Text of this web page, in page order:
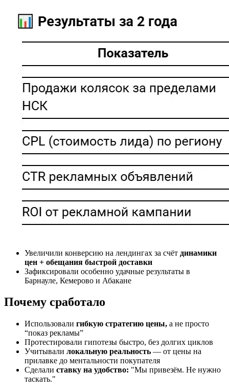
Увеличили конверсию на лендингах за счёт динамики
цен + обещания быстрой доставки
Зафиксировали особенно удачные результаты в
Барнауле, Кемерово и Абакане
Почему сработало
Использовали гибкую стратегию цены, а не просто
“показ рекламы”
Протестировали гипотезы быстро, без долгих циклов
Учитывали локальную реальность — от цены на
прилавке до ментальности покупателя
Сделали ставку на удобство: "Мы привезём. Не нужно
таскать."